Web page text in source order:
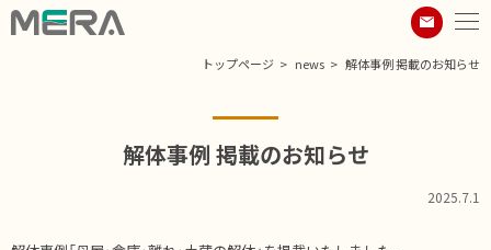
トップページ news 解体事例 掲載のお知らせ
解体事例 掲載のお知らせ
2025.7.1